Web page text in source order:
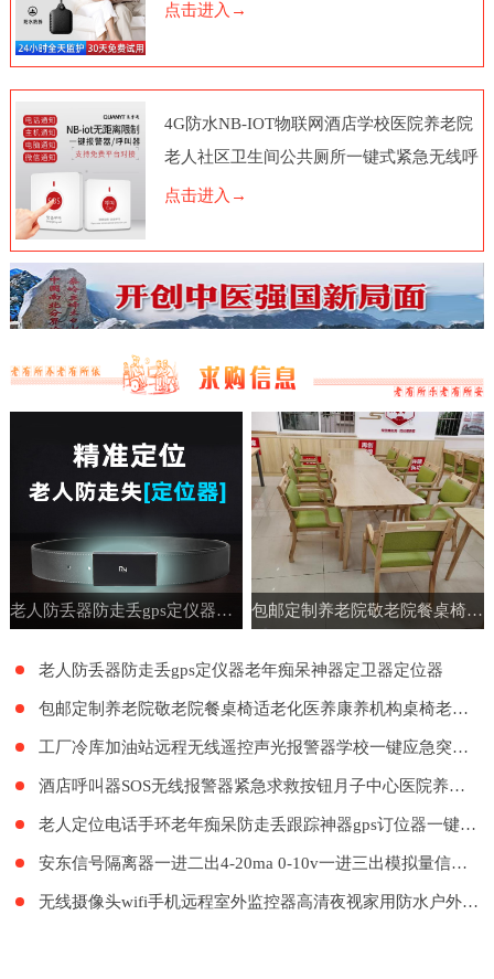
点击进入→
4G防水NB-IOT物联网酒店学校医院养老院
老人社区卫生间公共厕所一键式紧急无线呼
叫报警器按钮电话脑远程
点击进入→
老人防丢器防走丢gps定仪器老年痴呆神器定卫器定位器 包邮定制养老院敬老院餐桌椅适老化医养康养机构桌椅老年公寓家具
老人防丢器防走丢gps定仪器老年痴呆神器定卫器定位器
包邮定制养老院敬老院餐桌椅适老化医养康养机构桌椅老年公寓家具
工厂冷库加油站远程无线遥控声光报警器学校一键应急突发紧急呼叫
酒店呼叫器SOS无线报警器紧急求救按钮月子中心医院养老院LORA远距离呼叫系统餐厅工厂餐饮呼叫器医护呼叫器
老人定位电话手环老年痴呆防走丢跟踪神器gps订位器一键报警手表
安东信号隔离器一进二出4-20ma 0-10v一进三出模拟量信号隔离器
无线摄像头wifi手机远程室外监控器高清夜视家用防水户外探头套装